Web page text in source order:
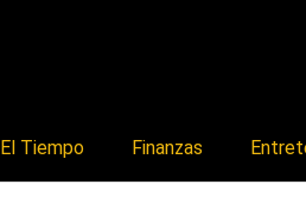
El Tiempo Finanzas